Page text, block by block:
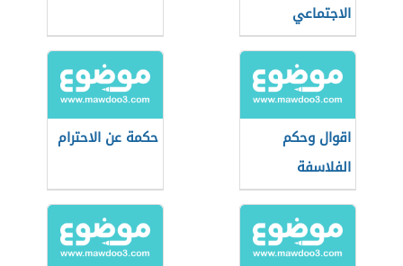
الاجتماعي
اقوال وحكم
الفلاسفة
حكمة عن الاحترام